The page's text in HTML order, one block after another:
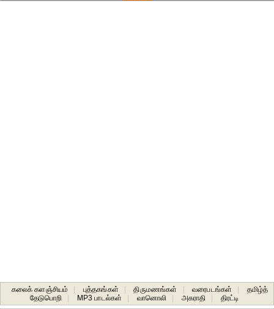
கலைக் களஞ்சியம் புத்தகங்கள் திருமணங்கள் வரைபடங்கள்
தமிழ்த்
தேடுபொறி
MP3 பாடல்கள் வானொலி அகராதி திரட்டி